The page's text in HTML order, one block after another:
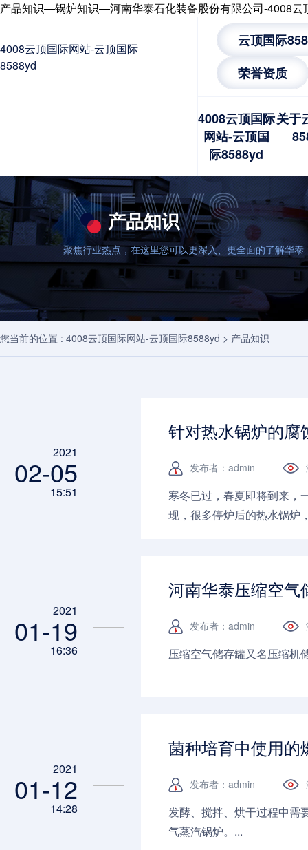
产品知识—锅炉知识—河南华泰石化装备股份有限公司-4008云
4008云顶国际网站-云顶国际
8588yd
云顶国际
荣誉资质
4008云顶国际
网站-云顶国
际8588yd
关于
产品知识
聚焦行业热点，在这里您可以更深入、更全面的了解华
您当前的位置 : 4008云顶国际网站-云顶国际8588yd > 产品知识
2021
02-05
15:51
针对热水锅炉的腐
发布者：admin
寒冬已过，春夏即将到来，
现，很多停炉后的热水锅炉
2021
01-19
16:36
河南华泰压缩空气
发布者：admin
压缩空气储存罐又名压缩机
2021
01-12
14:28
菌种培育中使用的
发布者：admin
发酵、搅拌、烘干过程中需
气蒸汽锅炉。...